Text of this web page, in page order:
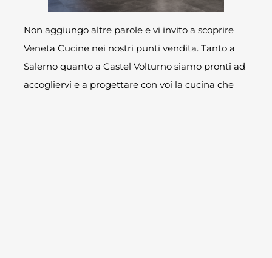
Non aggiungo altre parole e vi invito a scoprire
Veneta Cucine nei nostri punti vendita. Tanto a
Salerno quanto a Castel Volturno siamo pronti ad
accogliervi e a progettare con voi la cucina che